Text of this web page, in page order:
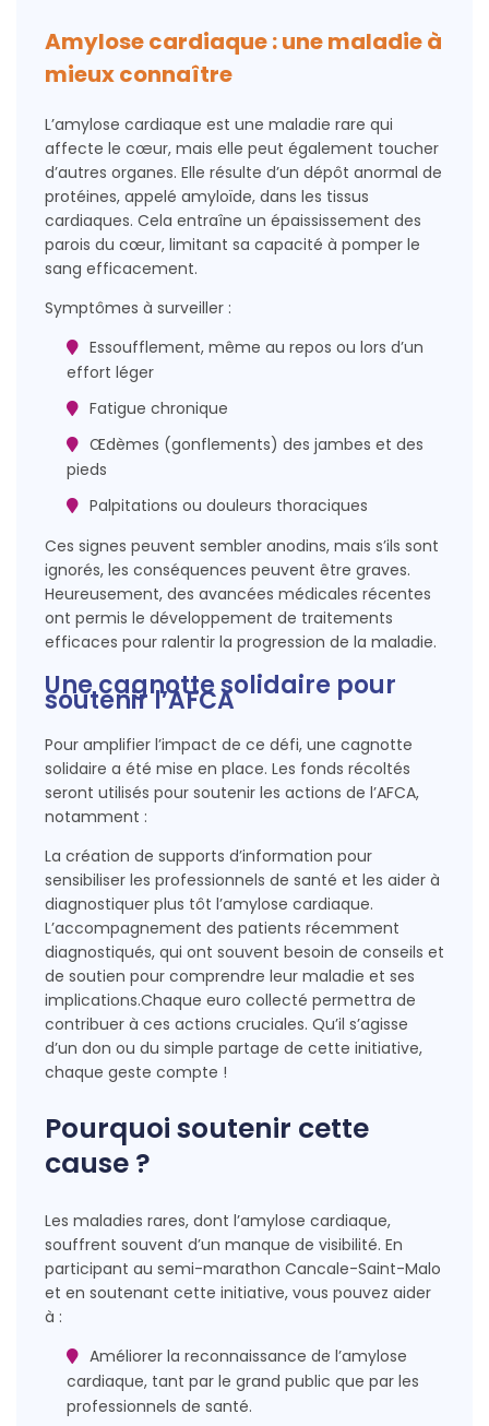
Amylose cardiaque : une maladie à
mieux connaître
L’amylose cardiaque est une maladie rare qui
affecte le cœur, mais elle peut également toucher
d’autres organes. Elle résulte d’un dépôt anormal de
protéines, appelé amyloïde, dans les tissus
cardiaques. Cela entraîne un épaississement des
parois du cœur, limitant sa capacité à pomper le
sang efficacement.
Symptômes à surveiller :
Essoufflement, même au repos ou lors d’un
effort léger
Fatigue chronique
Œdèmes (gonflements) des jambes et des
pieds
Palpitations ou douleurs thoraciques
Ces signes peuvent sembler anodins, mais s’ils sont
ignorés, les conséquences peuvent être graves.
Heureusement, des avancées médicales récentes
ont permis le développement de traitements
efficaces pour ralentir la progression de la maladie.
Une cagnotte solidaire pour
soutenir l’AFCA
Pour amplifier l’impact de ce défi, une cagnotte
solidaire a été mise en place. Les fonds récoltés
seront utilisés pour soutenir les actions de l’AFCA,
notamment :
La création de supports d’information pour
sensibiliser les professionnels de santé et les aider à
diagnostiquer plus tôt l’amylose cardiaque.
L’accompagnement des patients récemment
diagnostiqués, qui ont souvent besoin de conseils et
de soutien pour comprendre leur maladie et ses
implications.Chaque euro collecté permettra de
contribuer à ces actions cruciales. Qu’il s’agisse
d’un don ou du simple partage de cette initiative,
chaque geste compte !
Pourquoi soutenir cette
cause ?
Les maladies rares, dont l’amylose cardiaque,
souffrent souvent d’un manque de visibilité. En
participant au semi-marathon Cancale-Saint-Malo
et en soutenant cette initiative, vous pouvez aider
à :
Améliorer la reconnaissance de l’amylose
cardiaque, tant par le grand public que par les
professionnels de santé.